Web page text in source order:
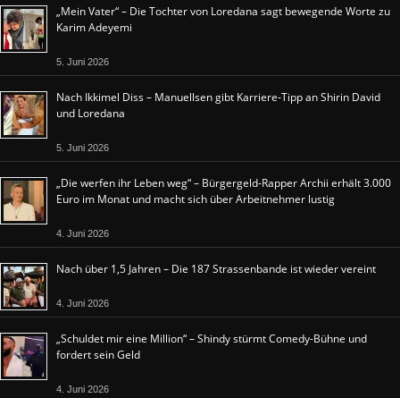
„Mein Vater“ – Die Tochter von Loredana sagt bewegende Worte zu
Karim Adeyemi
5. Juni 2026
Nach Ikkimel Diss – Manuellsen gibt Karriere-Tipp an Shirin David
und Loredana
5. Juni 2026
„Die werfen ihr Leben weg“ – Bürgergeld-Rapper Archii erhält 3.000
Euro im Monat und macht sich über Arbeitnehmer lustig
4. Juni 2026
Nach über 1,5 Jahren – Die 187 Strassenbande ist wieder vereint
4. Juni 2026
„Schuldet mir eine Million“ – Shindy stürmt Comedy-Bühne und
fordert sein Geld
4. Juni 2026